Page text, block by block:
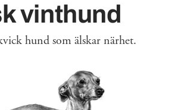
vinthund
hund som älskar närhet.